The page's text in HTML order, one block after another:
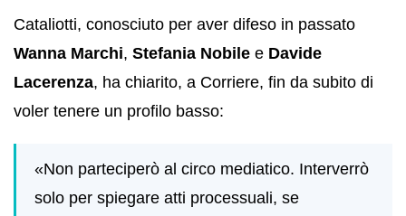
Cataliotti, conosciuto per aver difeso in passato
Wanna Marchi, Stefania Nobile e Davide
Lacerenza, ha chiarito, a Corriere, fin da subito di
voler tenere un profilo basso:
«Non parteciperò al circo mediatico. Interverrò
solo per spiegare atti processuali, se